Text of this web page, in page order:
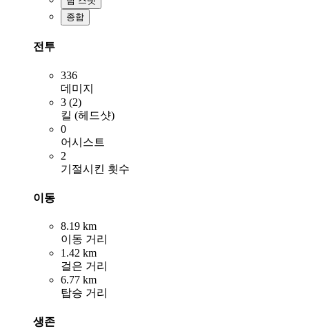
종합
전투
336
데미지
3 (2)
킬 (헤드샷)
0
어시스트
2
기절시킨 횟수
이동
8.19 km
이동 거리
1.42 km
걸은 거리
6.77 km
탑승 거리
생존